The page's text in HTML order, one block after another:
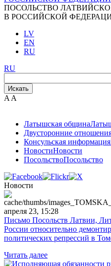
ПОСОЛЬСТВО
В РОССИЙСКОЙ
LV
EN
RU
RU
Искать
A A
Латышская община
Двусторонние
Консульская информация
НовостиНовости
ПосольствоПосольство
Новости
апреля 23, 15:28
Письмо Посольств Латвии,
России относительно
политических репрессий в
Читать далее